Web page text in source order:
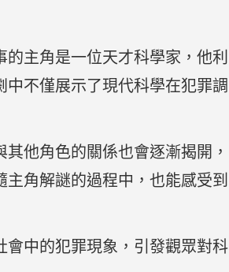
主角是一位天才科學家，他利
不僅展示了現代科學在犯罪調
他角色的關係也會逐漸揭開，
角解謎的過程中，也能感受到
會中的犯罪現象，引發觀眾對科